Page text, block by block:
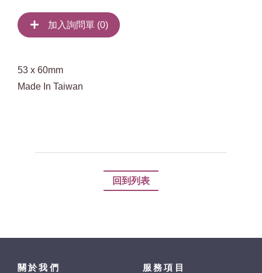
加入詢問單 (0)
53 x 60mm
Made In Taiwan
回到列表
關於我們 服務項目